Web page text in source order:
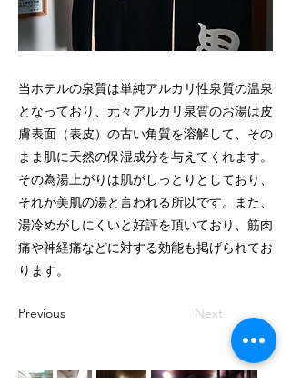
当ホテルの泉質は単純アルカリ性泉質の温泉
となっており、元々アルカリ泉質のお湯は皮
膚表面（表皮）の古い角質を溶解して、その
まま肌に天然の保湿成分を与えてくれます。
その為湯上がりは肌がしっとりとしており、
それが美肌の湯と言われる所以です。また、
湯冷めがしにくいと好評を頂いており、筋肉
痛や神経痛などに対する効能も掲げられてお
ります。
Previous Next